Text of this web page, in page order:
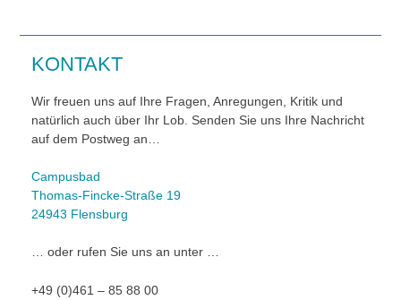
KONTAKT
Wir freuen uns auf Ihre Fragen, Anregungen, Kritik und
natürlich auch über Ihr Lob. Senden Sie uns Ihre Nachricht
auf dem Postweg an…
Campusbad
Thomas-Fincke-Straße 19
24943 Flensburg
… oder rufen Sie uns an unter …
+49 (0)461 – 85 88 00